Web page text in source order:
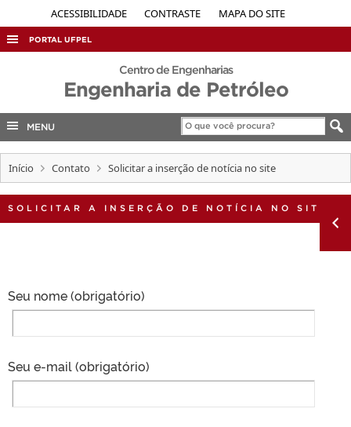
ACESSIBILIDADE CONTRASTE MAPA DO SITE
PORTAL UFPEL
ACESSO À INFORMAÇÃO
AUDITORIA
EDITAIS
Centro de Engenharias
Engenharia de Petróleo
MENU
Início Contato Solicitar a inserção de notícia no site
SOLICITAR A INSERÇÃO DE NOTÍCIA NO SITE
Seu nome (obrigatório)
Seu e-mail (obrigatório)